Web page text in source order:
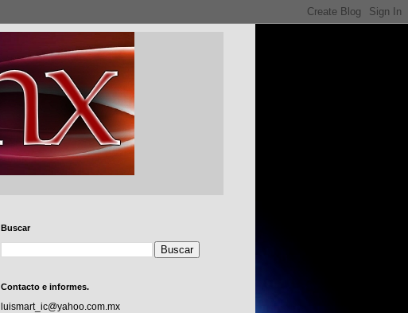
Buscar
Contacto e informes.
luismart_ic@yahoo.com.mx